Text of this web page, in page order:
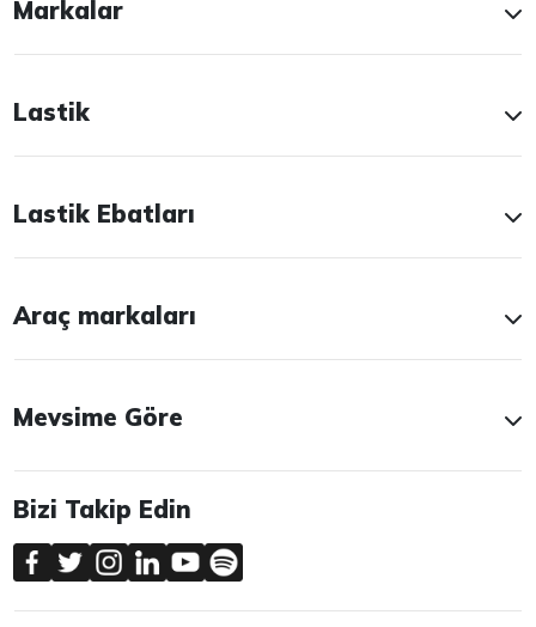
Markalar
Lastik
Lastik Ebatları
Araç markaları
Mevsime Göre
Bizi Takip Edin